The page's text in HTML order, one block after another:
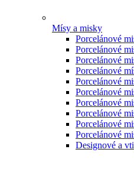
Mísy a misky
Porcelánové
Porcelánové
Porcelánové
Porcelánové
Porcelánové
Porcelánové
Porcelánové
Porcelánové
Porcelánové
Porcelánové
Designové a